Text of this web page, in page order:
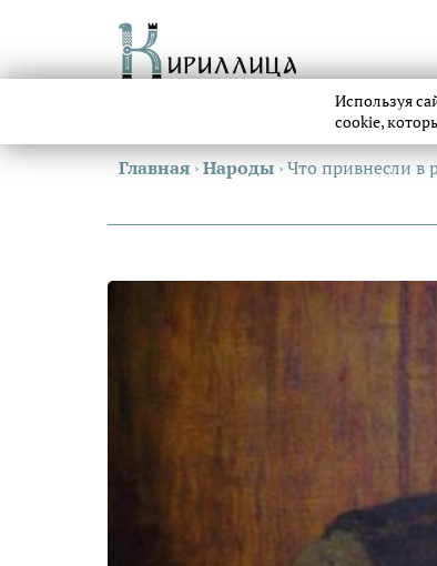
Главная ›Народы ›Что привнесли в
Используя
cookie,